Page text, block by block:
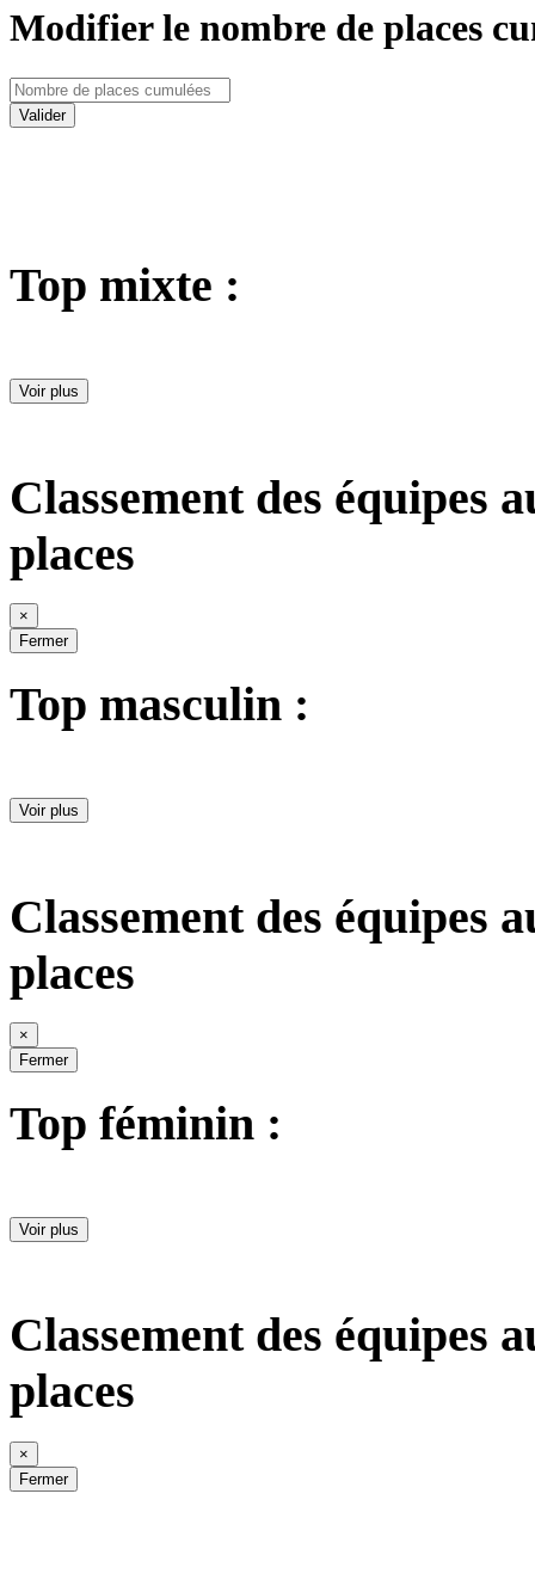
Modifier le nombre de places
Valider
Top mixte :
Voir plus
Classement des équipes
places
×
Fermer
Top masculin :
Voir plus
Classement des équipes
places
×
Fermer
Top féminin :
Voir plus
Classement des équipes
places
×
Fermer